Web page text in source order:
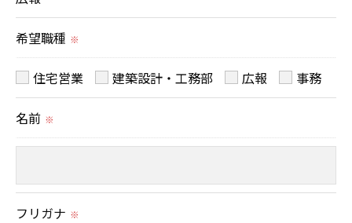
＜個人情報の安全管理＞
当社では、個人情報の漏洩等がなされないよう、適
切に安全管理対策を実施します。
＜個人情報を与えなかった場合に生じる結果＞
必要な情報を頂けない場合は、それに対応した当社
予めご了承ください。
希望職種 ※
住宅営業 建築設計・工務部 広報 事務
名前 ※
フリガナ ※